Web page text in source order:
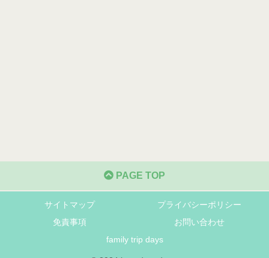
PAGE TOP
サイトマップ
プライバシーポリシー
免責事項
お問い合わせ
family trip days